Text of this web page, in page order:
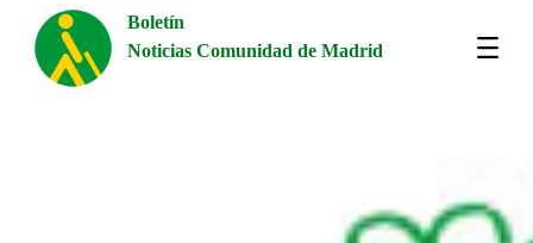
Boletín
Noticias Comunidad de Madrid